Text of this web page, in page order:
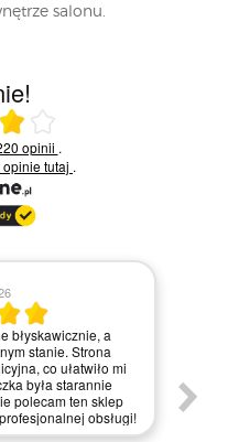
salonu.
na 5
opinii .
opinietutaj .
błyskawicznie, a
stanie. Strona
co ułatwiło mi
była starannie
polecam ten sklep
obsługi!